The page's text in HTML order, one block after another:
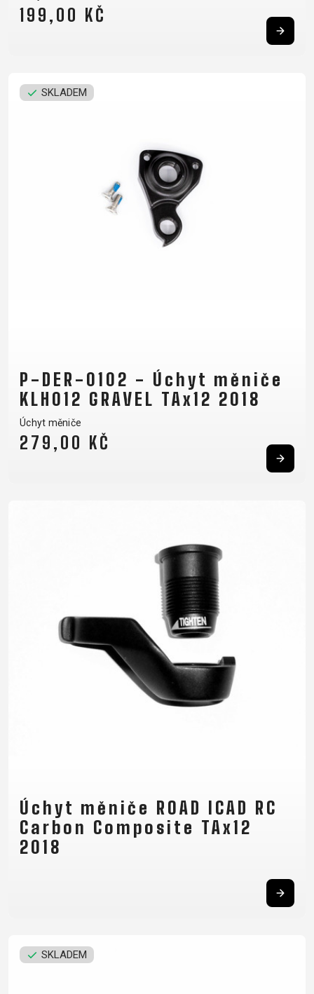
199,00 KČ
SKLADEM
P-DER-0102 - Úchyt měniče
KLH012 GRAVEL TAx12 2018
Úchyt měniče
279,00 KČ
Úchyt měniče ROAD ICAD RC
Carbon Composite TAx12
2018
SKLADEM